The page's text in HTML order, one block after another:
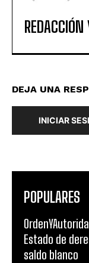
DEJA UNA
INICIAR
POPULARES
Estado de
saldo blanco